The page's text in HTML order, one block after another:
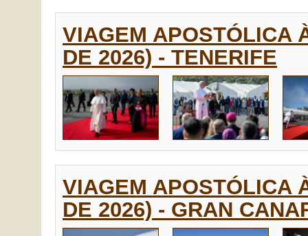
VIAGEM APOSTÓLICA
DE 2026) - TENERIFE
VIAGEM APOSTÓLICA
DE 2026) - GRAN